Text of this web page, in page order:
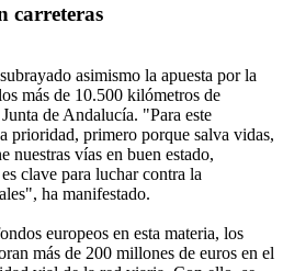
carreteras
asimismo la apuesta por la
más de 10.500 kilómetros de
de Andalucía. "Para este
prioridad, primero porque salva vidas,
nuestras vías en buen estado,
clave para luchar contra la
ha manifestado.
europeos en esta materia, los
más de 200 millones de euros en el